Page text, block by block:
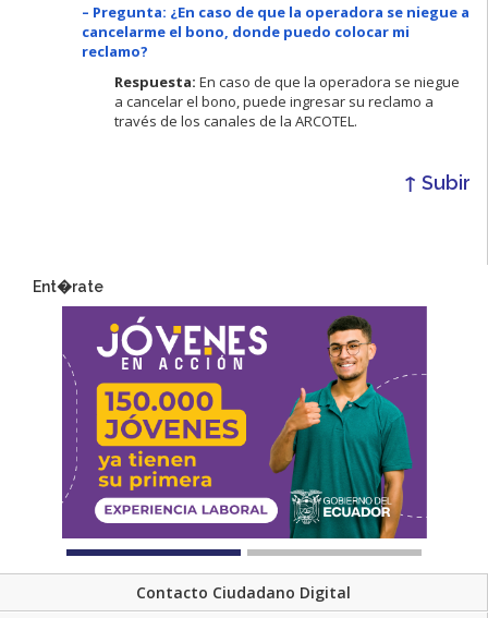
– Pregunta: ¿En caso de que la operadora se niegue a
cancelarme el bono, donde puedo colocar mi
reclamo?
Respuesta: En caso de que la operadora se niegue
a cancelar el bono, puede ingresar su reclamo a
través de los canales de la ARCOTEL.
↑ Subir
Ent�rate
Contacto Ciudadano Digital